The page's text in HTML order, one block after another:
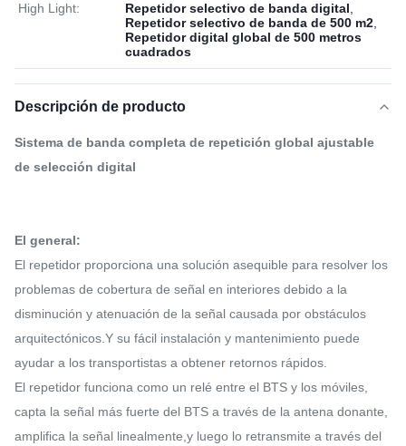
High Light: Repetidor selectivo de banda digital
Repetidor selectivo de banda de 500 m2
Repetidor digital global de 500 metros
cuadrados
Descripción de producto
Sistema de banda completa de repetición global ajustable
de selección digital
El general:
El repetidor proporciona una solución asequible para resolver los
problemas de cobertura de señal en interiores debido a la
disminución y atenuación de la señal causada por obstáculos
arquitectónicos.Y su fácil instalación y mantenimiento puede
ayudar a los transportistas a obtener retornos rápidos.
El repetidor funciona como un relé entre el BTS y los móviles,
capta la señal más fuerte del BTS a través de la antena donante,
amplifica la señal linealmente,y luego lo retransmite a través del